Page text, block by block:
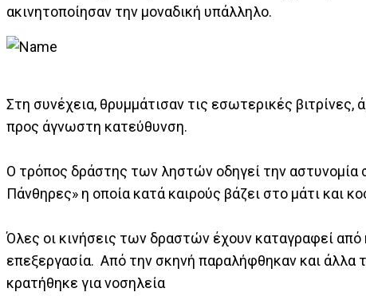
ακινητοποίησαν την μοναδική υπάλληλο.
Στη συνέχεια, θρυμμάτισαν τις εσωτερικές βιτρίνες,
προς άγνωστη κατεύθυνση.
Ο τρόπος δράστης των ληστών οδηγεί την αστυνομία
Πάνθηρες» η οποία κατά καιρούς βάζει στο μάτι και
Όλες οι κινήσεις των δραστών έχουν καταγραφεί
επεξεργασία. Από την σκηνή παραλήφθηκαν και
κρατήθηκε για νοσηλεία